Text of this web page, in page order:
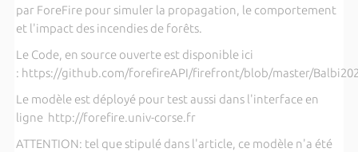
par ForeFire pour simuler la propagation, le comportement
et l'impact des incendies de forêts.
Le Code, en source ouverte est disponible ici
: https://github.com/forefireAPI/firefront/blob/master/
Le modèle est déployé pour test aussi dans l'interface en
ligne http://forefire.univ-corse.fr
ATTENTION: tel que stipulé dans l'article, ce modèle n'a été